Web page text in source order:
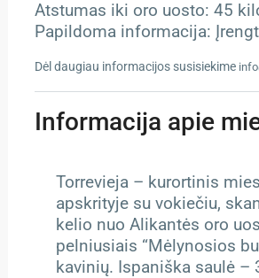
Atstumas iki oro uosto: 45
Papildoma informacija:
Dėl daugiau informacijos susisiekime
Informacija apie
Torrevieja – kurortinis
apskrityje su vokiečiu,
kelio nuo Alikantės oro
pelniusiais “Mėlynosios
kavinių. Ispaniška saulė –